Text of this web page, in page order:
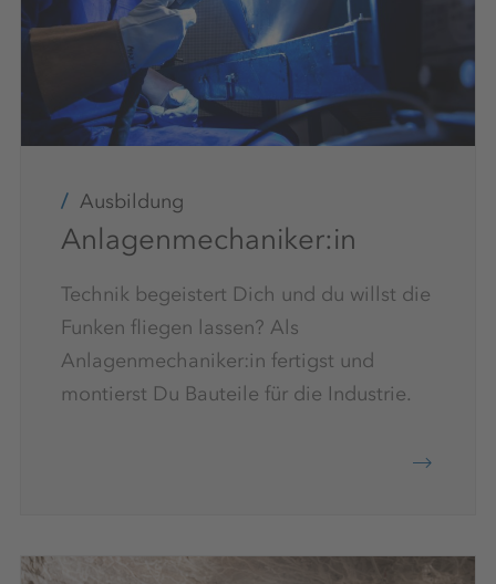
Ausbildung
Anlagenmechaniker:in
Technik begeistert Dich und du willst die
Funken fliegen lassen? Als
Anlagenmechaniker:in fertigst und
montierst Du Bauteile für die Industrie.